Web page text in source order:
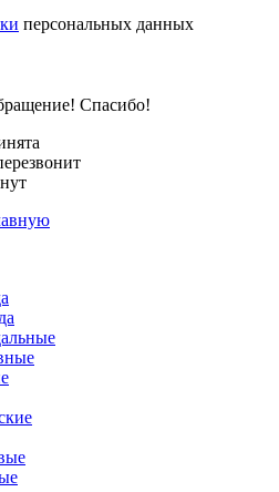
персональных данных
Спасибо!